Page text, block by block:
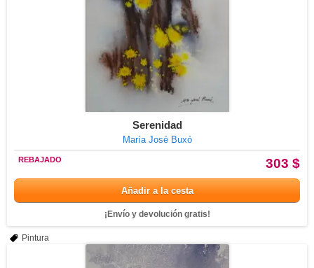
Serenidad
María José Buxó
303 $
REBAJADO
Añadir a la cesta
¡Envío y devolución gratis!
Pintura